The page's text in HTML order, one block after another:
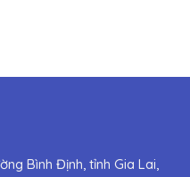
Bình Định, tỉnh Gia Lai,